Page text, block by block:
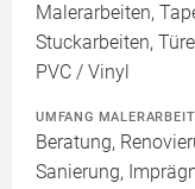
Malerarbeiten,
Stuckarbeiten,
PVC / Vinyl
UMFANG
Beratung,
Sanierung,